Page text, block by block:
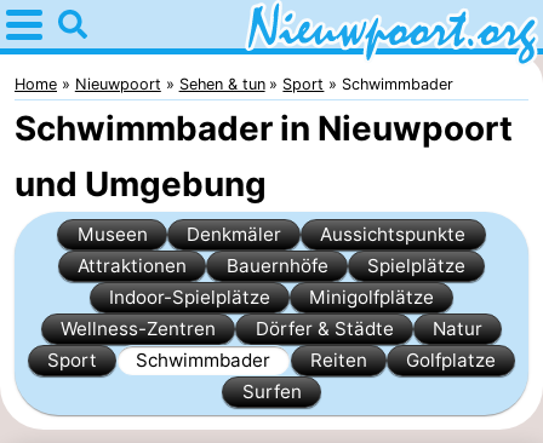
Home
Nieuwpoort
Tipps
Für
kindern
Übernachten
Appartements
Holiday
Home Nieuwpoort Sehen & tun Sport Schwimmbader
Schwimmbader in Nieuwpoort
und Umgebung
Museen Denkmäler
Aussichtspunkte
Attraktionen
Bauernhöfe
Spielplätze
Indoor-Spielplätze
Minigolfplätze
Wellness-Zentren
Dörfer & Städte
Natur
Sport
Schwimmbader Reiten
Golfplatze
Surfen